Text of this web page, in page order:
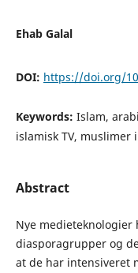
Ehab Galal
DOI: https://doi.org/
Keywords: Islam,
islamisk TV, muslimer
Abstract
Nye
diasporagrupper og
at de har intensiveret